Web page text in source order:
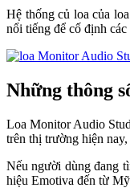
Hệ thống củ loa của
nổi tiếng để cố định
Những thông
Loa Monitor Audio
trên thị trường hiện
Nếu người dùng đang
hiệu Emotiva đến từ